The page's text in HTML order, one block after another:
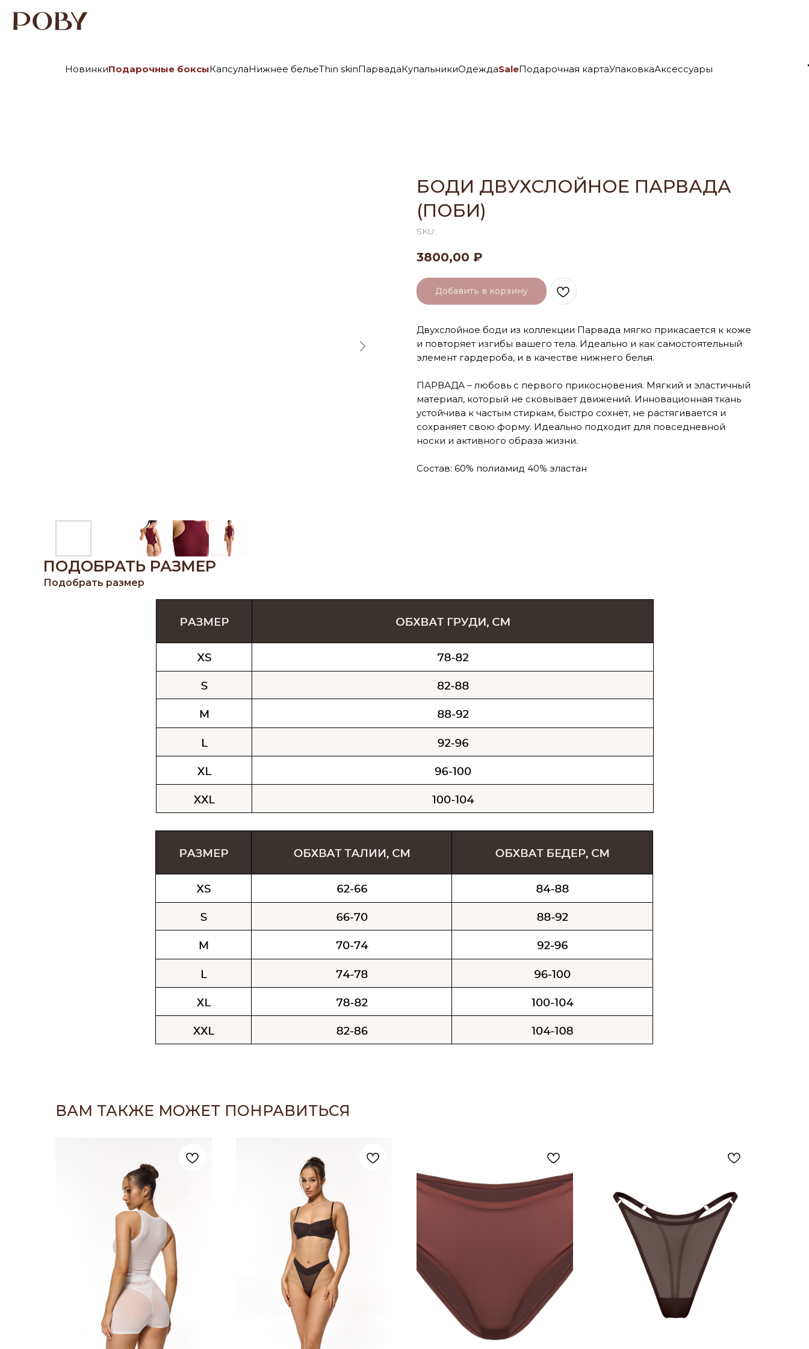
НовинкиПодарочные боксыКапсулаНижнее бельеThin skinПарвадаКупальникиОдеждаSaleПодарочная картаУпаковкаАксессуары
БОДИ ДВУХСЛОЙНОЕ ПАРВАДА
(ПОБИ)
SKU:
3800,00 ₽
Добавить в корзину
Двухслойное боди из коллекции Парвада мягко прикасается к коже
и повторяет изгибы вашего тела. Идеально и как самостоятельный
элемент гардероба, и в качестве нижнего белья.
ПАРВАДА – любовь с первого прикосновения. Мягкий и эластичный
материал, который не сковывает движений. Инновационная ткань
устойчива к частым стиркам, быстро сохнет, не растягивается и
сохраняет свою форму. Идеально подходит для повседневной
носки и активного образа жизни.
Состав: 60% полиамид 40% эластан
ПОДОБРАТЬ РАЗМЕР
Подобрать размер
ВАМ ТАКЖЕ МОЖЕТ ПОНРАВИТЬСЯ